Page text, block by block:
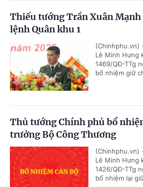
Thiếu tướng Trần Xuân
lệnh Quân khu 1
(Chinhphu.vn)
Lê Minh Hưng
1469/QĐ-TTg
bổ nhiệm giữ
Thủ tướng Chính phủ bổ
trưởng Bộ Công Thương
(Chinhphu.vn)
Lê Minh Hưng
1426/QĐ-TTg
bổ nhiệm lại